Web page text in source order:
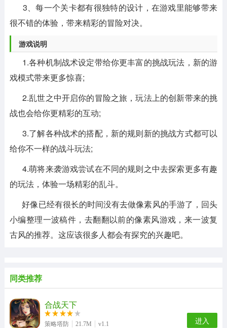
3、每一个关卡都有很独特的设计，在游戏里能够带来
很不错的体验，带来精彩的冒险对决。
游戏说明
1.各种机制战术设定带给你更丰富的挑战玩法，新的游
戏模式带来更多惊喜;
2.乱世之中开启你的冒险之旅，玩法上的创新带来的挑
战也会给你更精彩的互动;
3.了解各种战术的搭配，新的规则新的挑战方式都可以
给你不一样的战斗玩法;
4.萌将来袭游戏尝试在不同的规则之中去探索更多有趣
的玩法，体验一场精彩的乱斗。
好像已经有很长的时间没有去做像素风的手游了，回头
小编整理一波稿件，去翻翻以前的像素风游戏，来一波复
古风的推荐。这应该很多人都会有探究的兴趣吧。
同类推荐
合战天下
策略塔防 21.7M v1.1 进入